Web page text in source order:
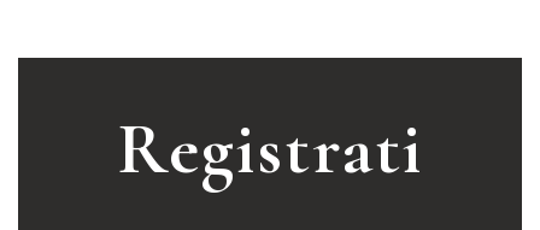
Registrati